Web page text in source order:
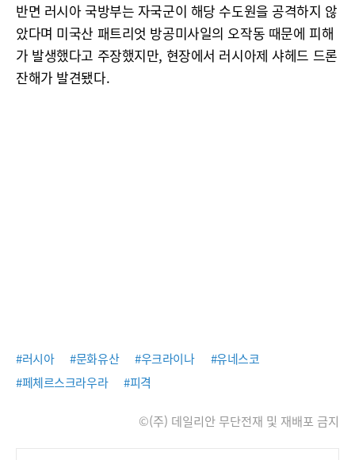
반면 러시아 국방부는 자국군이 해당 수도원을 공격하지 않
았다며 미국산 패트리엇 방공미사일의 오작동 때문에 피해
가 발생했다고 주장했지만, 현장에서 러시아제 샤헤드 드론
잔해가 발견됐다.
#러시아 #문화유산 #우크라이나
#유네스코
#페체르스크라우라
#피격
©(주) 데일리안 무단전재 및 재배포 금지